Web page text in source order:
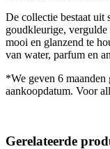
De collectie bestaat uit
goudkleurige,
mooi en glanzend te
van water, parfum en
*We geven 6
aankoopdatum. Voor
Gerelateerde